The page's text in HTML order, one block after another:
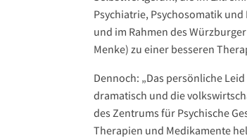
Psychiatrie, Psychosomatik
und im Rahmen des
Menke) zu einer besseren
Dennoch: „Das persönliche
dramatisch und die
des Zentrums für Psychische
Therapien und Medikamente